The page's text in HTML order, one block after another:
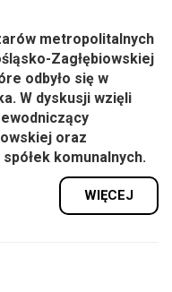
metropolitalnych
Zagłębiowskiej
odbyło się w
W dyskusji wzięli
oraz
komunalnych.
WIĘCEJ